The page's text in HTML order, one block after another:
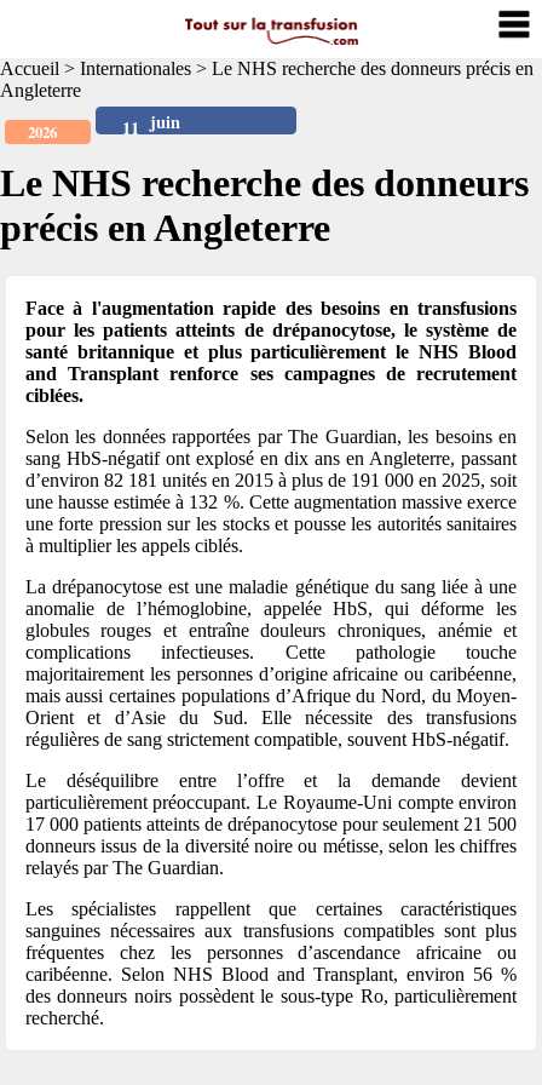
Accueil > Internationales > Le NHS recherche des donneurs précis en
Angleterre
juin
11
2026
Le NHS recherche des donneurs
précis en Angleterre
Face à l'augmentation rapide des besoins en transfusions
pour les patients atteints de drépanocytose, le système de
santé britannique et plus particulièrement le NHS Blood
and Transplant renforce ses campagnes de recrutement
ciblées.
Selon les données rapportées par The Guardian, les besoins en
sang HbS-négatif ont explosé en dix ans en Angleterre, passant
d’environ 82 181 unités en 2015 à plus de 191 000 en 2025, soit
une hausse estimée à 132 %. Cette augmentation massive exerce
une forte pression sur les stocks et pousse les autorités sanitaires
à multiplier les appels ciblés.
La drépanocytose est une maladie génétique du sang liée à une
anomalie de l’hémoglobine, appelée HbS, qui déforme les
globules rouges et entraîne douleurs chroniques, anémie et
complications infectieuses. Cette pathologie touche
majoritairement les personnes d’origine africaine ou caribéenne,
mais aussi certaines populations d’Afrique du Nord, du Moyen-
Orient et d’Asie du Sud. Elle nécessite des transfusions
régulières de sang strictement compatible, souvent HbS-négatif.
Le déséquilibre entre l’offre et la demande devient
particulièrement préoccupant. Le Royaume-Uni compte environ
17 000 patients atteints de drépanocytose pour seulement 21 500
donneurs issus de la diversité noire ou métisse, selon les chiffres
relayés par The Guardian.
Les spécialistes rappellent que certaines caractéristiques
sanguines nécessaires aux transfusions compatibles sont plus
fréquentes chez les personnes d’ascendance africaine ou
caribéenne. Selon NHS Blood and Transplant, environ 56 %
des donneurs noirs possèdent le sous-type Ro, particulièrement
recherché.